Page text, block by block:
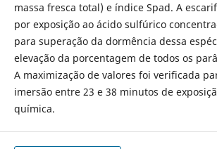
massa fresca total) e índice Spad. A
por exposição ao ácido sulfúrico
para superação da dormência dessa
elevação da porcentagem de todos os
A maximização de valores foi verificada
imersão entre 23 e 38 minutos de
química.